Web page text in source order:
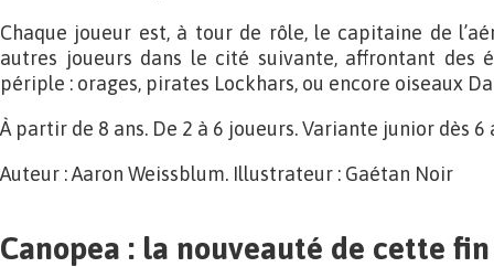
Chaque joueur est, à tour de rôle, le capitaine de
autres joueurs dans le cité suivante, affrontant des
périple : orages, pirates Lockhars, ou encore oiseaux
À partir de 8 ans. De 2 à 6 joueurs. Variante junior dès 6
Auteur : Aaron Weissblum. Illustrateur : Gaétan Noir
Canopea : la nouveauté de cette fin